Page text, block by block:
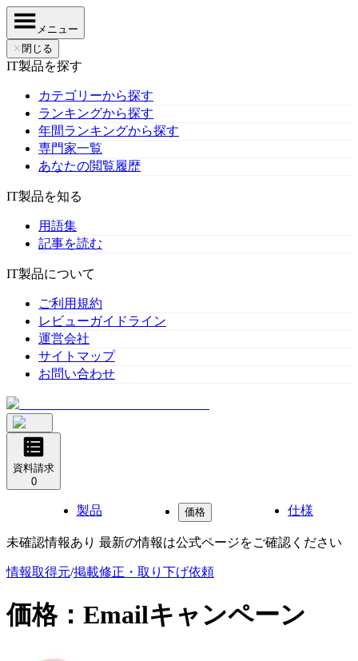
メニュー
✕ 閉じる
IT製品を探す
カテゴリーから探す
ランキングから探す
年間ランキングから探す
専門家一覧
あなたの閲覧履歴
IT製品を知る
用語集
記事を読む
IT製品について
ご利用規約
レビューガイドライン
運営会社
サイトマップ
お問い合わせ
資料請求
0
製品 価格 仕様
未確認情報あり 最新の情報は公式ページをご確認ください
情報取得元/掲載修正・取り下げ依頼
価格： Emailキャンペーン